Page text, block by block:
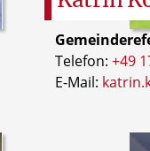
Telefon: +49
E-Mail: